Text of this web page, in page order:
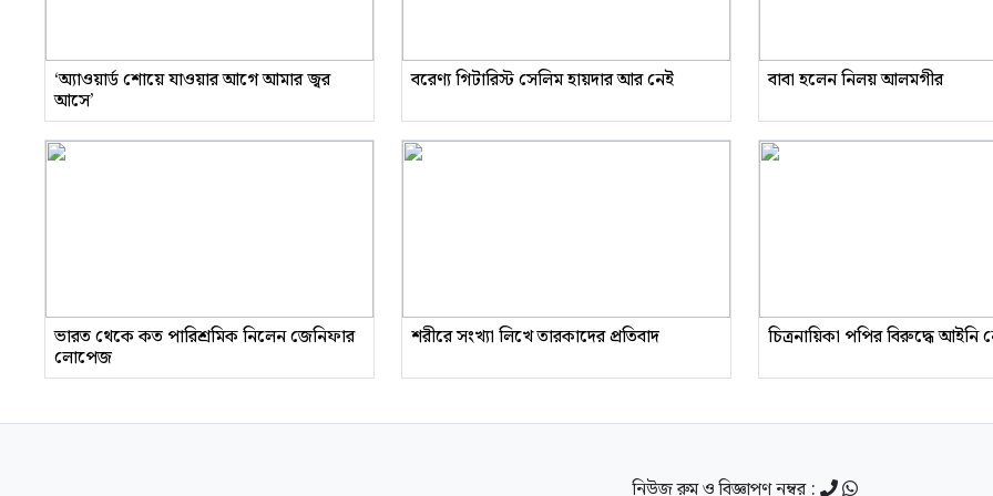
‘অ্যাওয়ার্ড শোয়ে যাওয়ার আগে আমার জ্বর
আসে’
বরেণ্য গিটারিস্ট সেলিম হায়দার আর নেই বাবা হলেন নিলয় আলমগীর
ভারত থেকে কত পারিশ্রমিক নিলেন জেনিফার
লোপেজ
শরীরে সংখ্যা লিখে তারকাদের প্রতিবাদ চিত্রনায়িকা পপির বিরুদ্ধে আইনি
নিউজ রুম ও বিজ্ঞাপণ নম্বর :